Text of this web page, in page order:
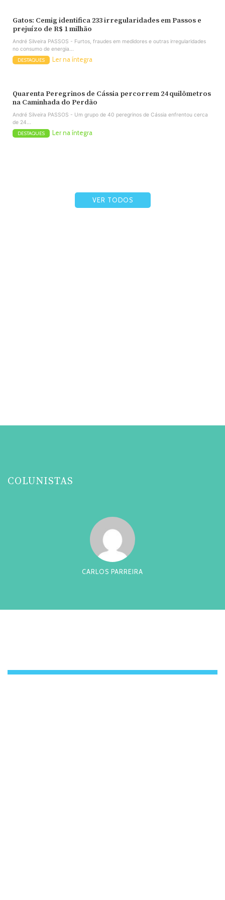
Gatos: Cemig identifica 233 irregularidades em Passos e
prejuízo de R$ 1 milhão
André Silveira PASSOS - Furtos, fraudes em medidores e outras irregularidades
no consumo de energia...
DESTAQUES Ler na íntegra
Quarenta Peregrinos de Cássia percorrem 24 quilômetros
na Caminhada do Perdão
André Silveira PASSOS - Um grupo de 40 peregrinos de Cássia enfrentou cerca
de 24...
DESTAQUES Ler na íntegra
VER TODOS
COLUNISTAS